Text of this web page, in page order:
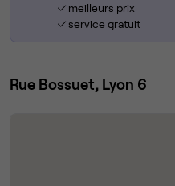
meilleurs prix
service gratuit
Rue Bossuet, Lyon 6